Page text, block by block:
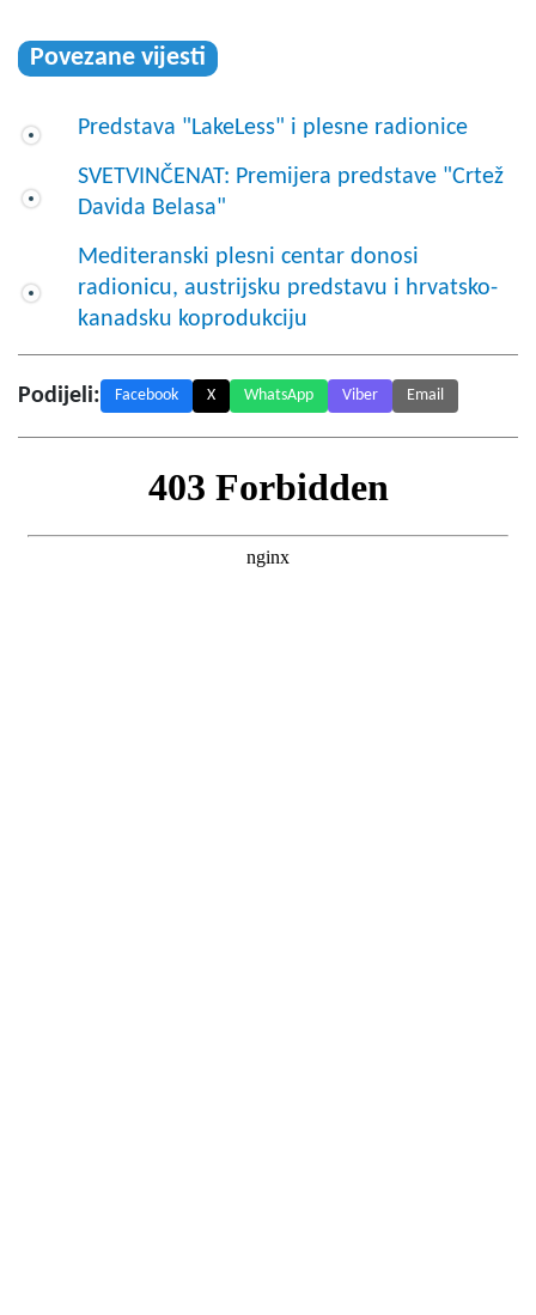
Povezane vijesti
Predstava "LakeLess" i plesne radionice
SVETVINČENAT: Premijera predstave "Crtež
Davida Belasa"
Mediteranski plesni centar donosi
radionicu, austrijsku predstavu i hrvatsko-
kanadsku koprodukciju
Podijeli: Facebook X WhatsApp Viber Email